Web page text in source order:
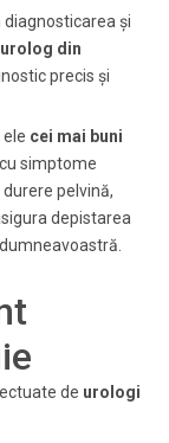
și
din
precis și
ele cei mai buni
simptome
pelvină,
depistarea
de urologi